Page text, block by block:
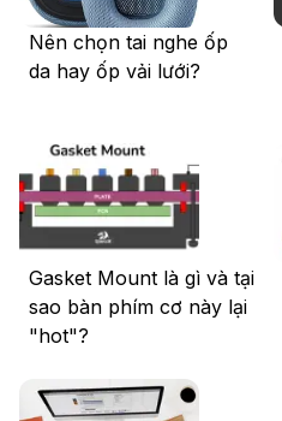
Nên chọn tai nghe ốp
da hay ốp vải lưới?
Gasket Mount là gì và tại
sao bàn phím cơ này lại
"hot"?